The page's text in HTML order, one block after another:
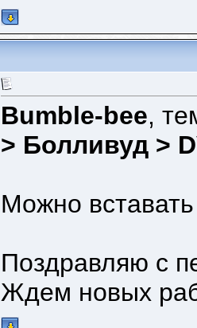
Bumble-bee,
> Болливуд >
Можно
Поздравляю с
Ждем новых